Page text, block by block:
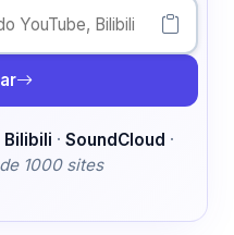
Bilibili · SoundCloud ·
1000 sites